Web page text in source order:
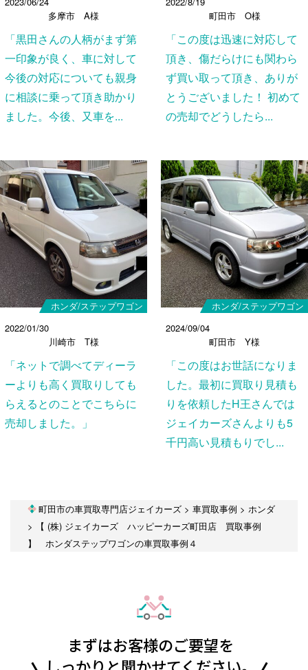
多摩市 A様
「黒田さんの人柄がまず第
一印象が良く、車に対して
今後の対応についても親身
に相談に乗って頂き助かり
ました。今後、又車を...
町田市 O様
「この度は迅速に対応して
頂き、傷だらけにも関わら
ず買い取って頂き、ありが
とうございました！ 初めて
の売却でどうしたら...
ホンダ/ステップワゴン
2022/01/30
川崎市 T様
「ネットで調べてディーラ
ーよりも高く買取りしても
らえるとのことでこちらに
売却しました。」
ホンダ/ステップワゴン
2024/09/04
町田市 Y様
「この度はお世話になりま
した。最初に買取り見積も
りを依頼したH王さんでは
ジェイカーズさんよりも5
千円高い見積もりでし...
町田市の車買取専門店ジェイカーズ> 車買取事例 > ホンダ
>
【 (株) ジェイカーズ ハッピーカーズ町田店 買取事例
】 ホンダステップワゴンの車買取事例４
まずはお客様のご要望を